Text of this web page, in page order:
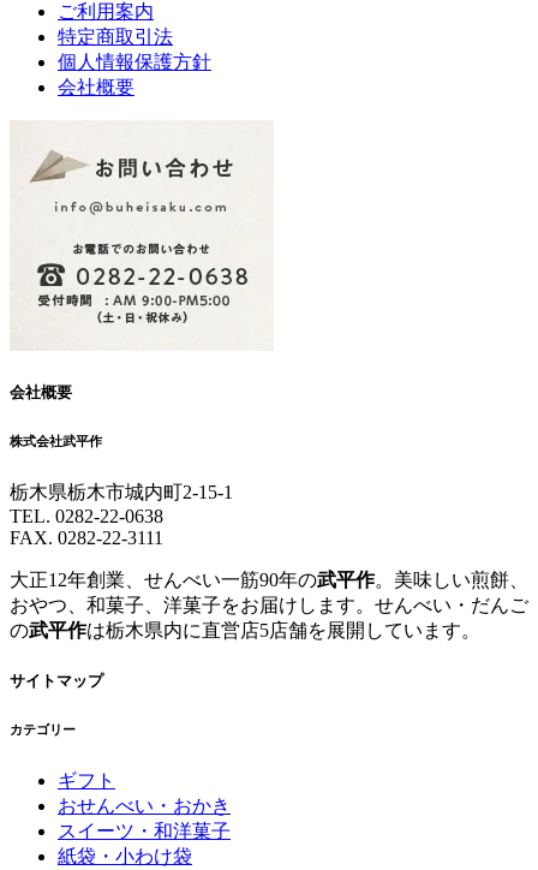
ご利用案内
特定商取引法
個人情報保護方針
会社概要
会社概要
株式会社武平作
栃木県栃木市城内町2-15-1
TEL. 0282-22-0638
FAX. 0282-22-3111
大正12年創業、せんべい一筋90年の武平作。美味しい煎餅、
おやつ、和菓子、洋菓子をお届けします。せんべい・だんご
の武平作は栃木県内に直営店5店舗を展開しています。
サイトマップ
カテゴリー
ギフト
おせんべい・おかき
スイーツ・和洋菓子
紙袋・小わけ袋